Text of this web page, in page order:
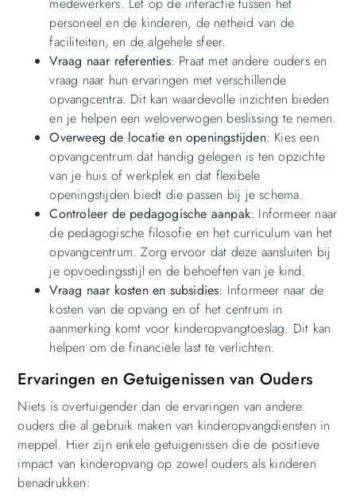
personeel en de kinderen, de netheid van de
faciliteiten, en de algehele sfeer.
Vraag naar referenties: Praat met andere ouders en
vraag naar hun ervaringen met verschillende
opvangcentra. Dit kan waardevolle inzichten bieden
en je helpen een weloverwogen beslissing te nemen.
Overweeg de locatie en openingstijden: Kies een
opvangcentrum dat handig gelegen is ten opzichte
van je huis of werkplek en dat flexibele
openingstijden biedt die passen bij je schema.
Controleer de pedagogische aanpak: Informeer naar
de pedagogische filosofie en het curriculum van het
opvangcentrum. Zorg ervoor dat deze aansluiten bij
je opvoedingsstijl en de behoeften van je kind.
Vraag naar kosten en subsidies: Informeer naar de
kosten van de opvang en of het centrum in
aanmerking komt voor kinderopvangtoeslag. Dit kan
helpen om de financiële last te verlichten.
Ervaringen en Getuigenissen van Ouders
Niets is overtuigender dan de ervaringen van andere
ouders die al gebruik maken van kinderopvangdiensten in
meppel. Hier zijn enkele getuigenissen die de positieve
impact van kinderopvang op zowel ouders als kinderen
benadrukken: